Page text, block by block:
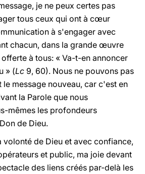
je ne peux certes pas
tous ceux qui ont à cœur
à s'engager avec
chacun, dans la grande œuvre
à tous: « Va-t-en annoncer
» (Lc 9, 60). Nous ne pouvons pas
le message nouveau, car c'est en
la Parole que nous
mêmes les profondeurs
de Dieu.
volonté de Dieu et avec confiance,
et public, ma joie devant
des liens créés par-delà les